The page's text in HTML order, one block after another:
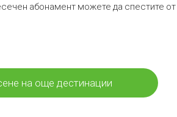
абонамент можете да спестите
на още дестинации